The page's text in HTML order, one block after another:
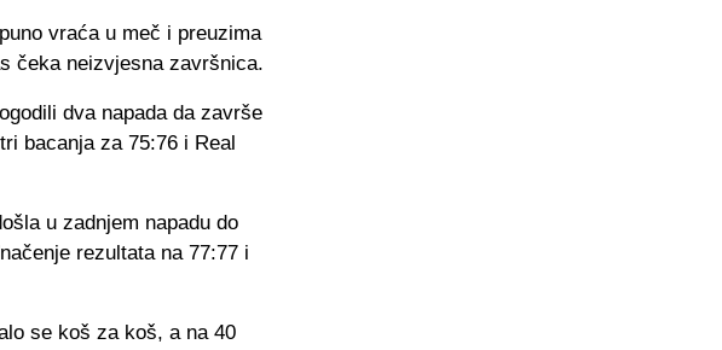
vraća u meč i preuzima
čeka neizvjesna završnica.
dva napada da završe
bacanja za 75:76 i Real
u zadnjem napadu do
rezultata na 77:77 i
se koš za koš, a na 40